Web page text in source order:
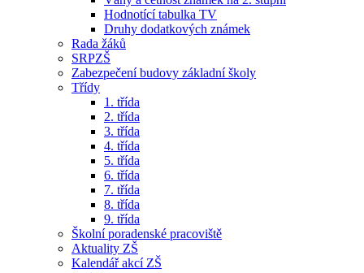
Hodnotící tabulka TV
Druhy dodatkových známek
Rada žáků
SRPZŠ
Zabezpečení budovy základní školy
Třídy
1. třída
2. třída
3. třída
4. třída
5. třída
6. třída
7. třída
8. třída
9. třída
Školní poradenské pracoviště
Aktuality ZŠ
Kalendář akcí ZŠ